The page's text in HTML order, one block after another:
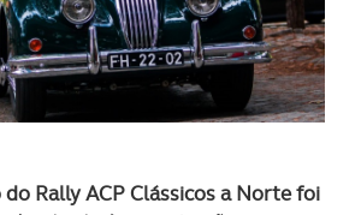
Rally ACP Clássicos a Norte foi